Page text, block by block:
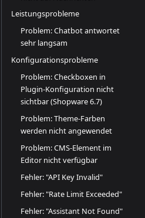
Leistungsprobleme
Problem: Chatbot antwortet
sehr langsam
Konfigurationsprobleme
Problem: Checkboxen in
Plugin-Konfiguration nicht
sichtbar (Shopware 6.7)
Problem: Theme-Farben
werden nicht angewendet
Problem: CMS-Element im
Editor nicht verfügbar
Fehler: "API Key Invalid"
Fehler: "Rate Limit Exceeded"
Fehler: "Assistant Not Found"